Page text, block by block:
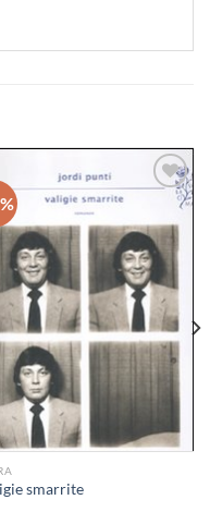
Aggiungi
alla lista
dei
desideri
smarrite